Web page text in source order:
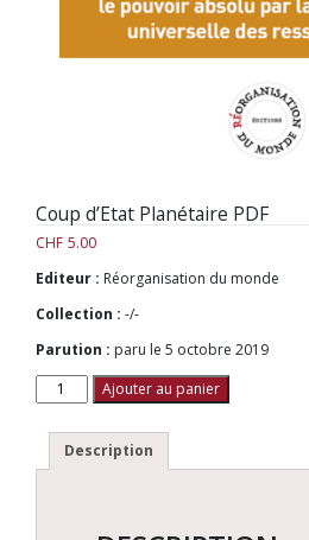
Coup d’Etat Planétaire PDF
CHF 5.00
Editeur : Réorganisation du monde
Collection : -/-
Parution : paru le 5 octobre 2019
quantité
de
d'Etat
Planétaire
Ajouter au panier
Description